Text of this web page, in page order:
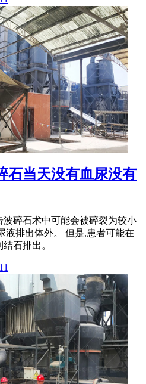
石当天没有血尿没有
碎石术中可能会被碎裂为较小
液排出体外。 但是,患者可能在
石排出。